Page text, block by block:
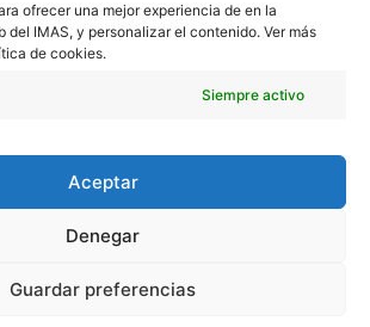
ofrecer una mejor experiencia de en la
del IMAS, y personalizar el contenido. Ver más
de cookies.
Siempre activo
Aceptar
Denegar
Guardar preferencias
CiM